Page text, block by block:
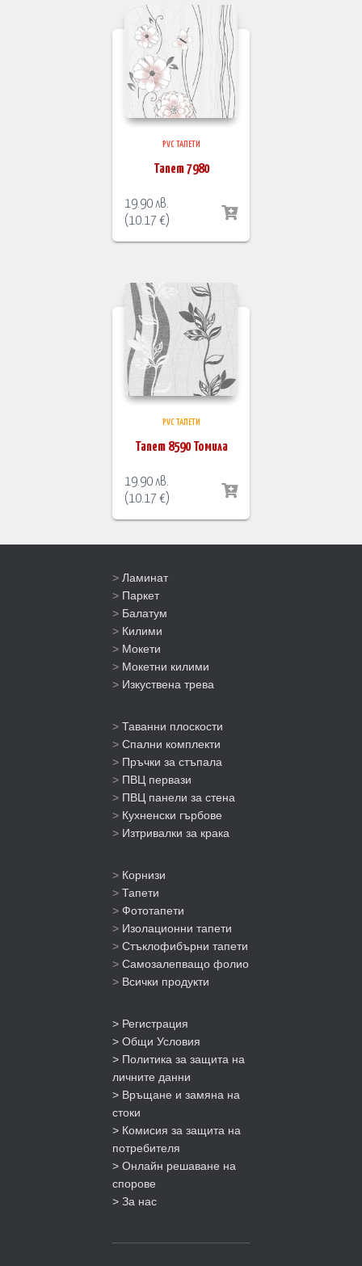
PVC ТАПЕТИ
Тапет 7980
19.90лв.
(10.17€)
PVC ТАПЕТИ
Тапет 8590 Томила
19.90лв.
(10.17€)
> Ламинат
> Паркет
> Балатум
> Килими
> Мокети
> Мокетни килими
> Изкуствена трева
> Таванни плоскости
> Спални комплекти
> Пръчки за стъпала
> ПВЦ первази
> ПВЦ панели за стена
> Кухненски гърбове
> Изтривалки за крака
> Корнизи
> Тапети
> Фототапети
> Изолационни тапети
> Стъклофибърни тапети
> Самозалепващо фолио
> Всички продукти
> Регистрация
> Общи Условия
> Политика за защита на
личните данни
> Връщане и замяна на
стоки
> Комисия за защита на
потребителя
> Онлайн решаване на
спорове
> За нас